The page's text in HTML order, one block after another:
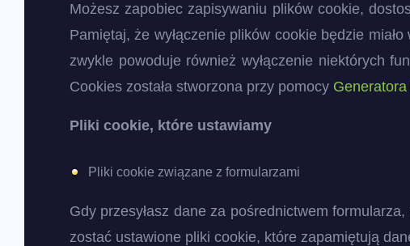
Możesz zapobiec zapisywaniu plików cookie,
Pamiętaj, że wyłączenie plików cookie będzie
zwykle powoduje również wyłączenie niektórych
Cookies została stworzona przy pomocy
Pliki cookie, które ustawiamy
Pliki cookie związane z formularzami
Gdy przesyłasz dane za pośrednictwem
zostać ustawione pliki cookie, które zapamiętują